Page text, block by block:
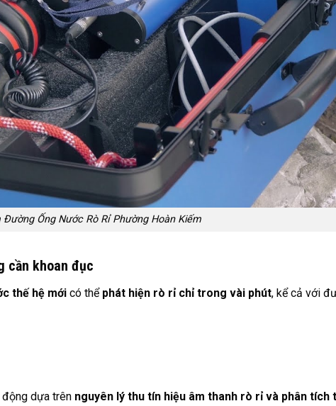
Đường Ống Nước Rò Rỉ Phường Hoàn Kiếm
cần khoan đục
thế hệ mới có thể phát hiện rò rỉ chỉ trong vài phút, kể cả với
dựa trên nguyên lý thu tín hiệu âm thanh rò rỉ và phân tích